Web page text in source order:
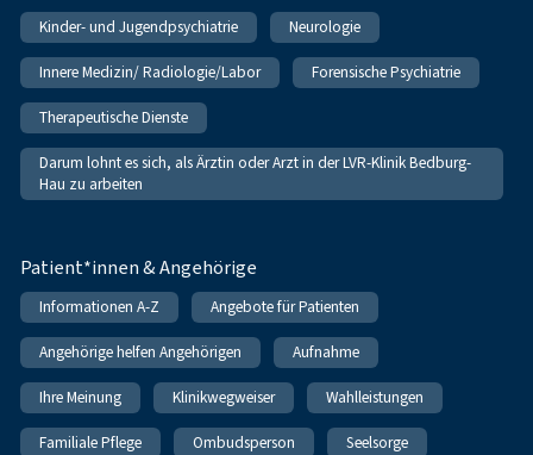
Kinder- und Jugendpsychiatrie Neurologie
Innere Medizin/ Radiologie/Labor Forensische Psychiatrie
Therapeutische Dienste
Darum lohnt es sich, als Ärztin oder Arzt in der LVR-Klinik Bedburg-
Hau zu arbeiten
Patient*innen & Angehörige
Informationen A-Z Angebote für Patienten
Angehörige helfen Angehörigen Aufnahme
Ihre Meinung Klinikwegweiser Wahlleistungen
Familiale Pflege Ombudsperson Seelsorge